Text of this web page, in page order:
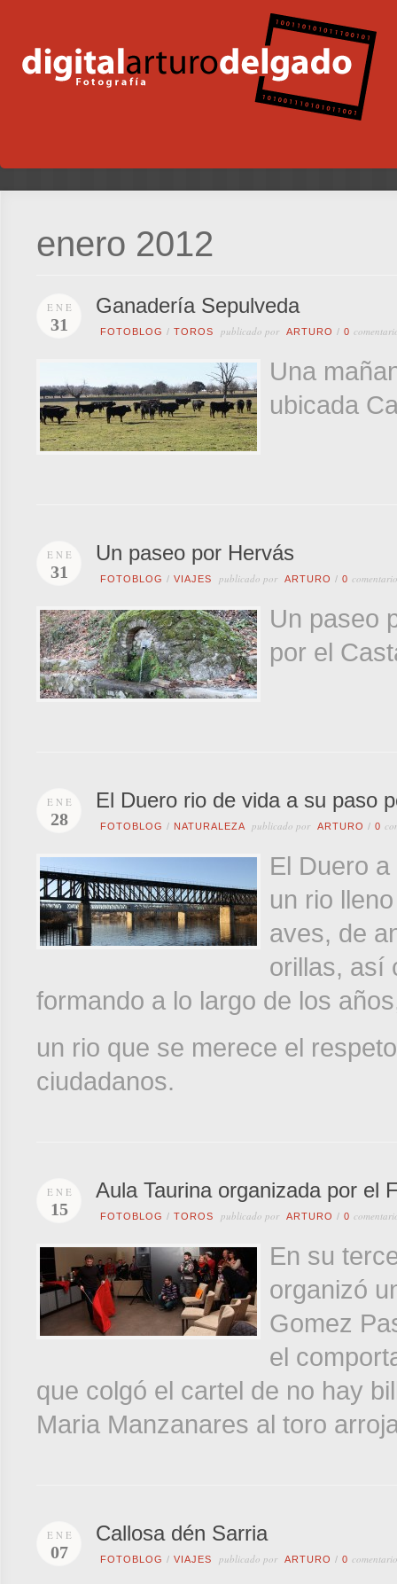
enero 2012
ENE
31
Ganadería Sepulveda
FOTOBLOG / TOROS publicado por ARTURO / 0
Una
ubicada
ENE
31
Un paseo por Hervás
FOTOBLOG / VIAJES publicado por ARTURO / 0
Un paseo
por el
ENE
28
El Duero rio de vida a su paso
FOTOBLOG / NATURALEZA publicado por ARTURO / 0
El Duero
un rio
aves, de
orillas, así
formando a lo largo de los
un rio que se merece el
ciudadanos.
ENE
15
Aula Taurina organizada por el
FOTOBLOG / TOROS publicado por ARTURO / 0
En su
organizó
Gomez
el
que colgó el cartel de no hay
Maria Manzanares al toro
ENE
07
Callosa dén Sarria
FOTOBLOG / VIAJES publicado por ARTURO / 0